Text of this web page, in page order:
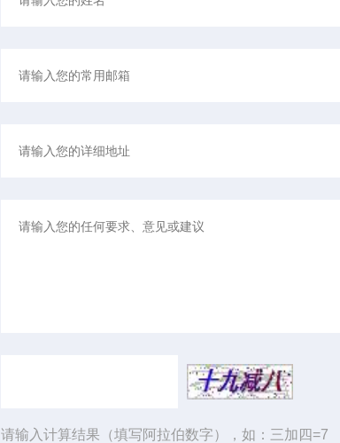
请输入计算结果（填写阿拉伯数字），如：三加四=7